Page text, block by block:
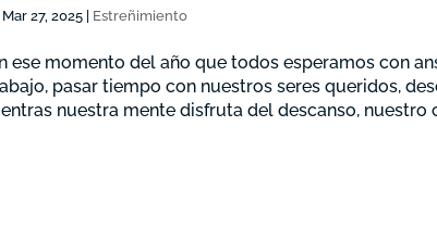
Mar 27, 2025 Estreñimiento
ese momento del año que todos esperamos con
pasar tiempo con nuestros seres queridos,
nuestra mente disfruta del descanso, nuestro